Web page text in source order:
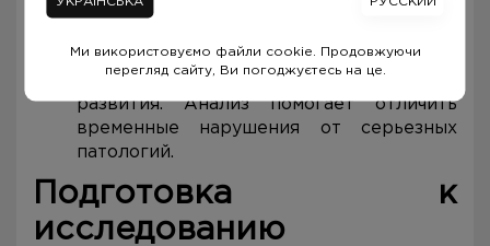
спермы может быть рекомендована при
органов.
Подросткам с задержкой полового
развития. Анализ помогает отличить
временные нарушения от серьезных
патологий.
Подготовка к
исследованию
Ми використовуємо файли cookie. Продовжуючи
перегляд сайту, Ви погоджуєтесь на це.